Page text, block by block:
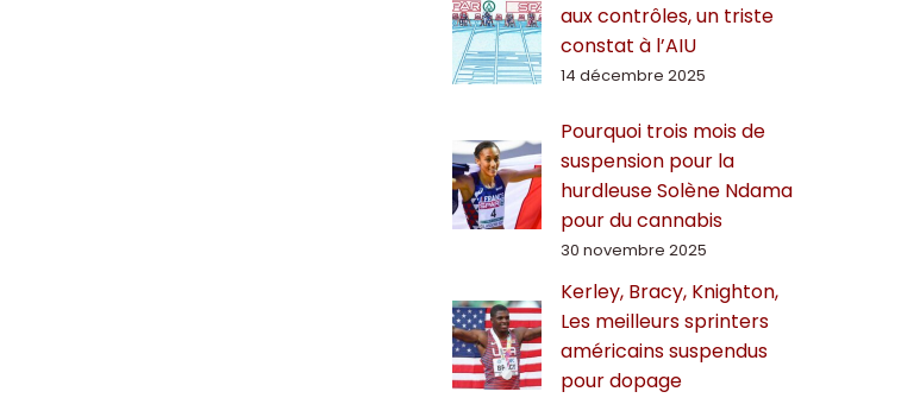
aux contrôles, un triste
constat à l’AIU
14 décembre 2025
Pourquoi trois mois de
suspension pour la
hurdleuse Solène Ndama
pour du cannabis
30 novembre 2025
Kerley, Bracy, Knighton,
Les meilleurs sprinters
américains suspendus
pour dopage